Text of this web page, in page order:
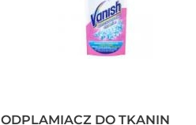
ODPLAMIACZ DO TKANIN